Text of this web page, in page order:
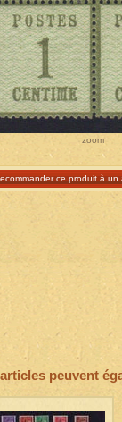
zoom
ce produit à un
peuvent